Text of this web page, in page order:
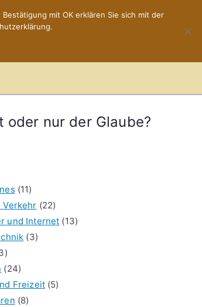
oder nur der Glaube?
(11)
Verkehr (22)
und Internet (13)
(3)
(24)
Freizeit(5)
(8)
mit OK erklären Sie sich mit der